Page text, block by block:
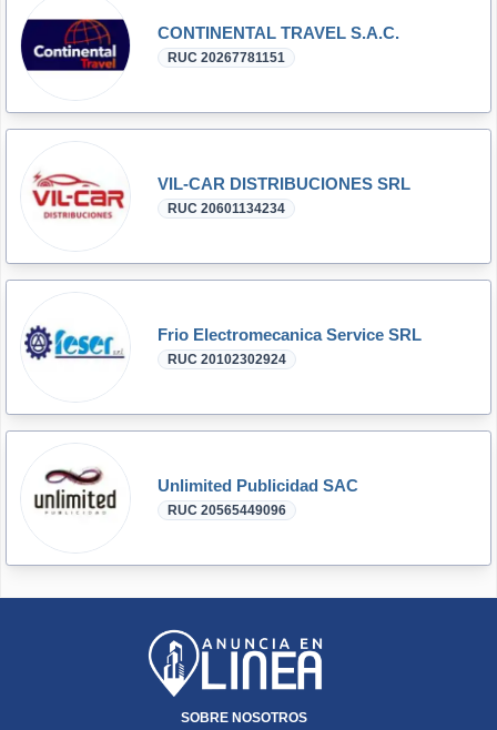
CONTINENTAL TRAVEL S.A.C.
RUC 20267781151
VIL-CAR DISTRIBUCIONES SRL
RUC 20601134234
Frio Electromecanica Service SRL
RUC 20102302924
Unlimited Publicidad SAC
RUC 20565449096
SOBRE NOSOTROS